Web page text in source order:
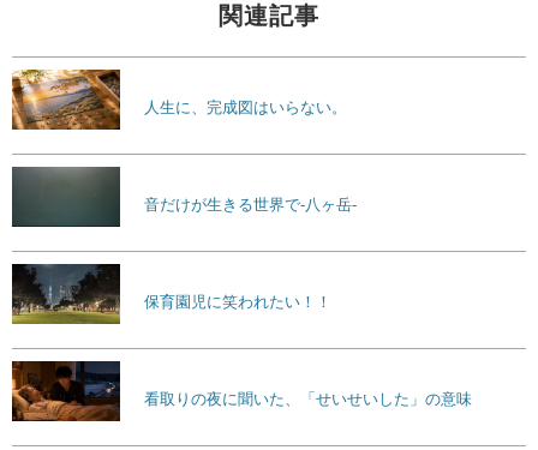
関連記事
人生に、完成図はいらない。
音だけが生きる世界で-八ヶ岳-
保育園児に笑われたい！！
看取りの夜に聞いた、「せいせいした」の意味